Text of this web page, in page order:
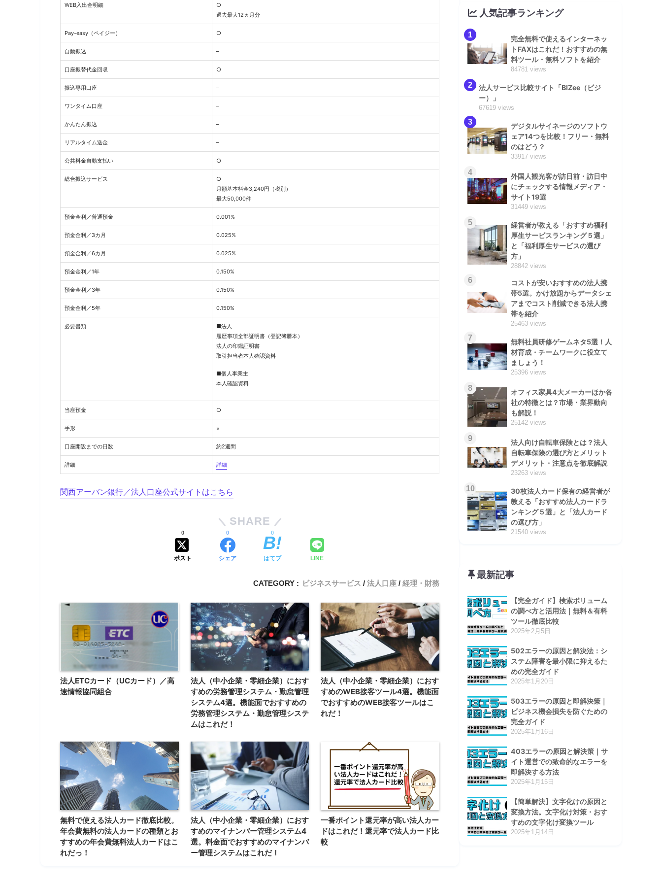
WEB入出金明細
○
過去最大12ヵ月分
Pay-easy（ペイジー） ○
自動振込 –
口座振替代金回収 ○
振込専用口座 –
ワンタイム口座 –
かんたん振込 –
リアルタイム送金 –
公共料金自動支払い ○
総合振込サービス
○
月額基本料金3,240円（税別）
最大50,000件
預金金利／普通預金 0.001%
預金金利／3カ月 0.025%
預金金利／6カ月 0.025%
預金金利／1年 0.150%
預金金利／3年 0.150%
預金金利／5年 0.150%
必要書類
■法人
履歴事項全部証明書（登記簿謄本）
法人の印鑑証明書
取引担当者本人確認資料
■個人事業主
本人確認資料
当座預金 ○
手形 ×
口座開設までの日数 約2週間
詳細 詳細
関西アーバン銀行／法人口座公式サイトはこちら
SHARE
ポスト
0
シェア
0
はてブ
0
LINE
CATEGORY : ビジネスサービス 法人口座 経理・財務
法人ETCカード（UCカード）／高
速情報協同組合
法人（中小企業・零細企業）におす
すめの労務管理システム・勤怠管理
システム4選。機能面でおすすめの
労務管理システム・勤怠管理システ
ムはこれだ！
法人（中小企業・零細企業）におす
すめのWEB接客ツール4選。機能面
でおすすめのWEB接客ツールはこ
れだ！
無料で使える法人カード徹底比較。
年会費無料の法人カードの種類とお
すすめの年会費無料法人カードはこ
れだっ！
法人（中小企業・零細企業）におす
すめのマイナンバー管理システム4
選。料金面でおすすめのマイナンバ
ー管理システムはこれだ！
一番ポイント還元率が高い法人カー
ドはこれだ！還元率で法人カード比
較
人気記事ランキング
1
完全無料で使えるインターネッ
トFAXはこれだ！おすすめの無
料ツール・無料ソフトを紹介
84781 views
2
法人サービス比較サイト「BIZee（ビジ
ー）」
67619 views
3
デジタルサイネージのソフトウ
ェア14つを比較！フリー・無料
のはどう？
33917 views
4
外国人観光客が訪日前・訪日中
にチェックする情報メディア・
サイト19選
31449 views
5
経営者が教える「おすすめ福利
厚生サービスランキング５選」
と「福利厚生サービスの選び
方」
28842 views
6
コストが安いおすすめの法人携
帯5選。かけ放題からデータシェ
アまでコスト削減できる法人携
帯を紹介
25463 views
7
無料社員研修ゲームネタ5選！人
材育成・チームワークに役立て
ましょう！
25396 views
8
オフィス家具4大メーカーほか各
社の特徴とは？市場・業界動向
も解説！
25142 views
9
法人向け自転車保険とは？法人
自転車保険の選び方とメリット
デメリット・注意点を徹底解説
23263 views
10
30枚法人カード保有の経営者が
教える「おすすめ法人カードラ
ンキング５選」と「法人カード
の選び方」
21540 views
最新記事
【完全ガイド】検索ボリューム
の調べ方と活用法｜無料＆有料
ツール徹底比較
2025年2月5日
502エラーの原因と解決法：シ
ステム障害を最小限に抑えるた
めの完全ガイド
2025年1月20日
503エラーの原因と即解決策｜
ビジネス機会損失を防ぐための
完全ガイド
2025年1月16日
403エラーの原因と解決策｜サ
イト運営での致命的なエラーを
即解決する方法
2025年1月15日
【簡単解決】文字化けの原因と
変換方法。文字化け対策・おす
すめの文字化け変換ツール
2025年1月14日